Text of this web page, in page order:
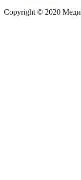
Copyright © 2020